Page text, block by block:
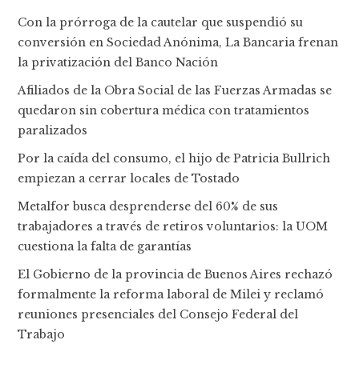
Con la prórroga de la cautelar que suspendió su
conversión en Sociedad Anónima, La Bancaria frenan
la privatización del Banco Nación
Afiliados de la Obra Social de las Fuerzas Armadas se
quedaron sin cobertura médica con tratamientos
paralizados
Por la caída del consumo, el hijo de Patricia Bullrich
empiezan a cerrar locales de Tostado
Metalfor busca desprenderse del 60% de sus
trabajadores a través de retiros voluntarios: la UOM
cuestiona la falta de garantías
El Gobierno de la provincia de Buenos Aires rechazó
formalmente la reforma laboral de Milei y reclamó
reuniones presenciales del Consejo Federal del
Trabajo